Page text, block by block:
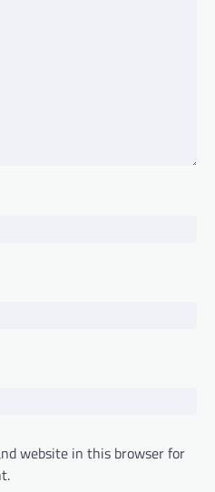
website in this browser for